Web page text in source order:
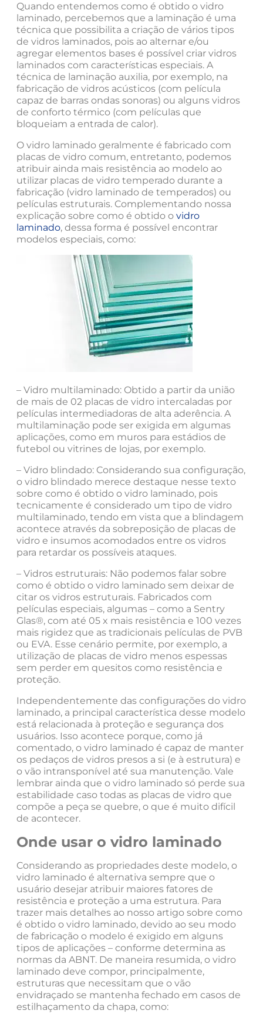
Quando entendemos como é obtido o vidro
laminado, percebemos que a laminação é uma
técnica que possibilita a criação de vários tipos
de vidros laminados, pois ao alternar e/ou
agregar elementos bases é possível criar vidros
laminados com características especiais. A
técnica de laminação auxilia, por exemplo, na
fabricação de vidros acústicos (com película
capaz de barras ondas sonoras) ou alguns vidros
de conforto térmico (com películas que
bloqueiam a entrada de calor).
O vidro laminado geralmente é fabricado com
placas de vidro comum, entretanto, podemos
atribuir ainda mais resistência ao modelo ao
utilizar placas de vidro temperado durante a
fabricação (vidro laminado de temperados) ou
películas estruturais. Complementando nossa
explicação sobre como é obtido o vidro
laminado, dessa forma é possível encontrar
modelos especiais, como:
– Vidro multilaminado: Obtido a partir da união
de mais de 02 placas de vidro intercaladas por
películas intermediadoras de alta aderência. A
multilaminação pode ser exigida em algumas
aplicações, como em muros para estádios de
futebol ou vitrines de lojas, por exemplo.
– Vidro blindado: Considerando sua configuração,
o vidro blindado merece destaque nesse texto
sobre como é obtido o vidro laminado, pois
tecnicamente é considerado um tipo de vidro
multilaminado, tendo em vista que a blindagem
acontece através da sobreposição de placas de
vidro e insumos acomodados entre os vidros
para retardar os possíveis ataques.
– Vidros estruturais: Não podemos falar sobre
como é obtido o vidro laminado sem deixar de
citar os vidros estruturais. Fabricados com
películas especiais, algumas – como a Sentry
Glas®, com até 05 x mais resistência e 100 vezes
mais rigidez que as tradicionais películas de PVB
ou EVA. Esse cenário permite, por exemplo, a
utilização de placas de vidro menos espessas
sem perder em quesitos como resistência e
proteção.
Independentemente das configurações do vidro
laminado, a principal característica desse modelo
está relacionada à proteção e segurança dos
usuários. Isso acontece porque, como já
comentado, o vidro laminado é capaz de manter
os pedaços de vidros presos a si (e à estrutura) e
o vão intransponível até sua manutenção. Vale
lembrar ainda que o vidro laminado só perde sua
estabilidade caso todas as placas de vidro que
compõe a peça se quebre, o que é muito difícil
de acontecer.
Onde usar o vidro laminado
Considerando as propriedades deste modelo, o
vidro laminado é alternativa sempre que o
usuário desejar atribuir maiores fatores de
resistência e proteção a uma estrutura. Para
trazer mais detalhes ao nosso artigo sobre como
é obtido o vidro laminado, devido ao seu modo
de fabricação o modelo é exigido em alguns
tipos de aplicações – conforme determina as
normas da ABNT. De maneira resumida, o vidro
laminado deve compor, principalmente,
estruturas que necessitam que o vão
envidraçado se mantenha fechado em casos de
estilhaçamento da chapa, como: